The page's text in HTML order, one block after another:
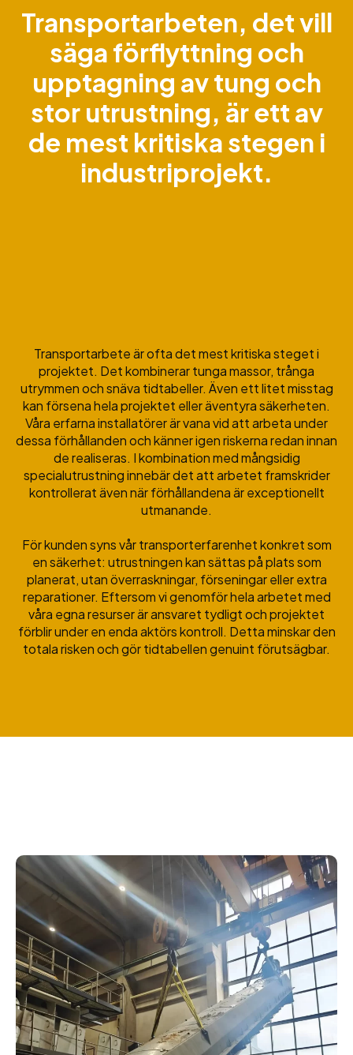
Transportarbeten, det vill
säga förflyttning och
upptagning av tung och
stor utrustning, är ett av
de mest kritiska stegen i
industriprojekt.
Transportarbete är ofta det mest kritiska steget i
projektet. Det kombinerar tunga massor, trånga
utrymmen och snäva tidtabeller. Även ett litet misstag
kan försena hela projektet eller äventyra säkerheten.
Våra erfarna installatörer är vana vid att arbeta under
dessa förhållanden och känner igen riskerna redan innan
de realiseras. I kombination med mångsidig
specialutrustning innebär det att arbetet framskrider
kontrollerat även när förhållandena är exceptionellt
utmanande.
För kunden syns vår transporterfarenhet konkret som
en säkerhet: utrustningen kan sättas på plats som
planerat, utan överraskningar, förseningar eller extra
reparationer. Eftersom vi genomför hela arbetet med
våra egna resurser är ansvaret tydligt och projektet
förblir under en enda aktörs kontroll. Detta minskar den
totala risken och gör tidtabellen genuint förutsägbar.